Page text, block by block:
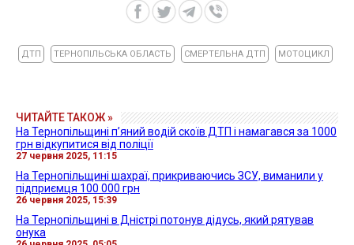
ДТП ТЕРНОПІЛЬСЬКА ОБЛАСТЬ СМЕРТЕЛЬНА ДТП МОТОЦИКЛ
ЧИТАЙТЕ ТАКОЖ »
На Тернопільщині п’яний водій скоїв ДТП і намагався за 1000
грн відкупитися від поліції
27 червня 2025, 11:15
На Тернопільщині шахраї, прикриваючись ЗСУ, виманили у
підприємця 100 000 грн
26 червня 2025, 15:39
На Тернопільщині в Дністрі потонув дідусь, який рятував
онука